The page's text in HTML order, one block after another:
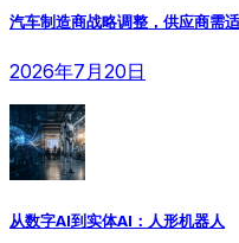
汽车制造商战略调整，供应商需
2026年7月20日
从数字AI到实体AI：人形机器人